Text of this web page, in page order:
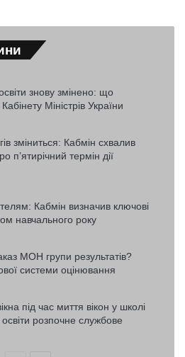
знову змінено: що
Міністрів України
зміниться: Кабмін схвалив
п’ятирічний термін дії
Кабмін визначив ключові
навчального року
МОН групи результатів?
системи оцінювання
під час миття вікон у школі
розпочне службове